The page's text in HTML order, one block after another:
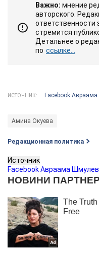
Важно: мнение
авторского.
ответственности
стремится
Детальнее о
по ссылке...
ИСТОЧНИК: Facebook
Амина Окуева
Редакционная политика
Источник
Facebook Авраама